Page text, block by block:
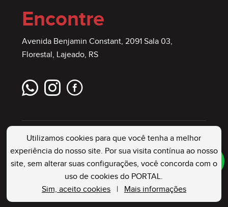
Encontre
Avenida Benjamin Constant, 2091 Sala 03,
Florestal, Lajeado, RS
DEBERG IMÓVEIS . Creci: 23544 J . Todos os
Direitos Reservados
Utilizamos cookies para que você tenha a melhor
experiência do nosso site. Por sua visita contínua ao nosso
site, sem alterar suas configurações, você concorda com o
uso de cookies do PORTAL.
Sim, aceito cookies| Mais informações